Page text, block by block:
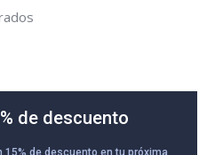
de descuento
15% de descuento en tu próxima